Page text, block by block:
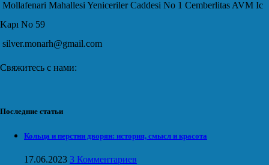
Mollafenari Mahallesi Yeniceriler Caddesi No 1 Cemberlitas AVM Ic
Kapı No 59
silver.monarh@gmail.com
Свяжитесь с нами:
Последние статьи
Кольца и перстни дворян: история, смысл и красота
17.06.2023 3 Комментариев